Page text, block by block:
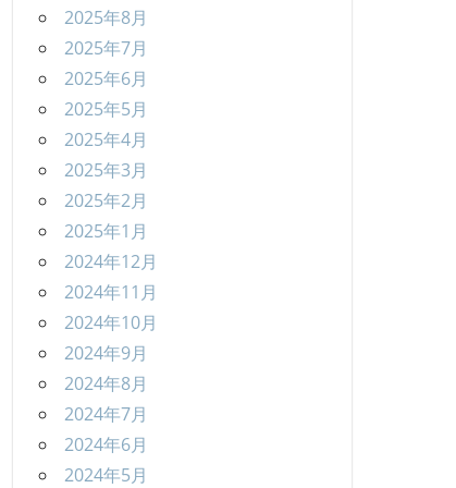
2025年8月
2025年7月
2025年6月
2025年5月
2025年4月
2025年3月
2025年2月
2025年1月
2024年12月
2024年11月
2024年10月
2024年9月
2024年8月
2024年7月
2024年6月
2024年5月